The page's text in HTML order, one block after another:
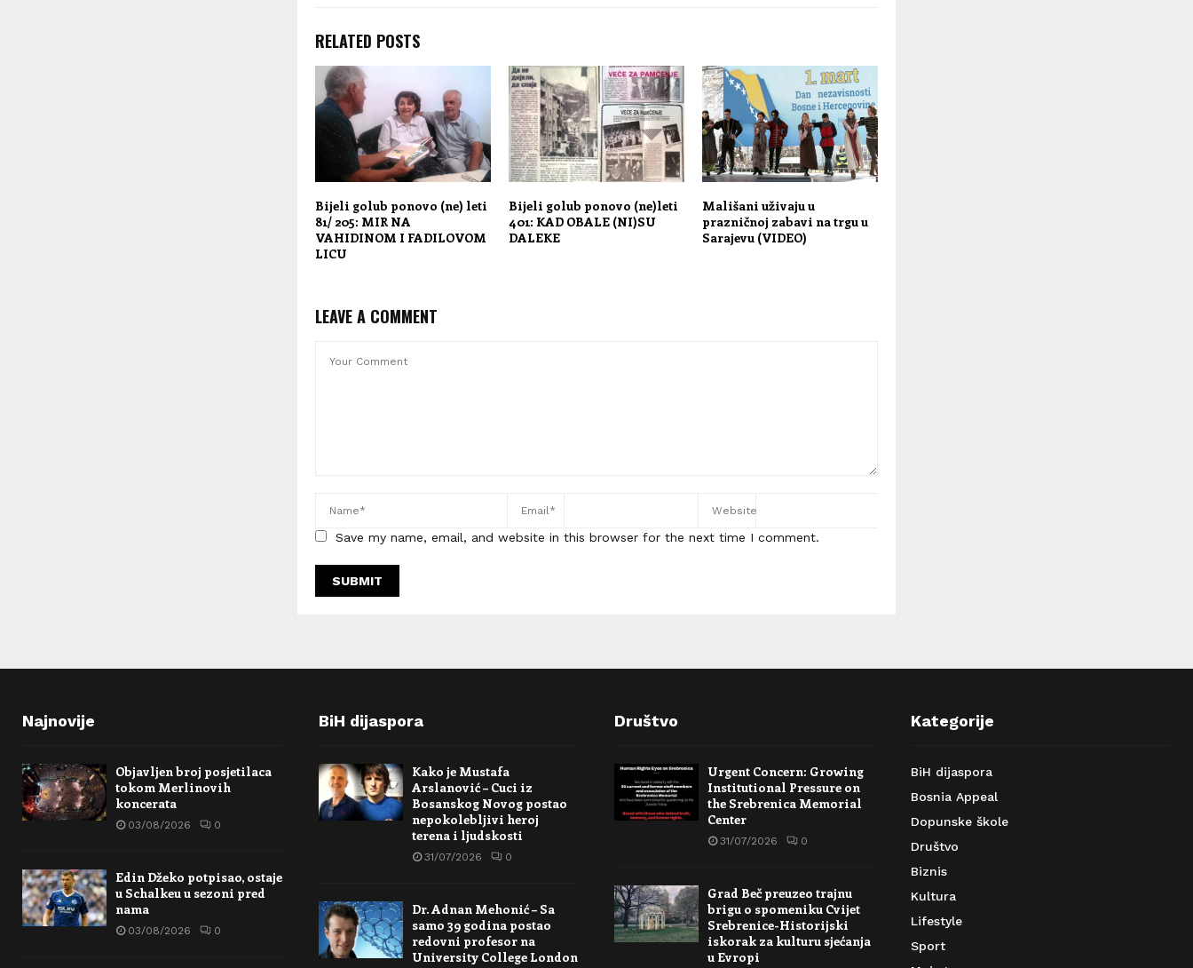
RELATED POSTS
Bijeli golub ponovo (ne) leti
81/ 205: MIR NA
VAHIDINOM I FADILOVOM
LICU
Bijeli golub ponovo (ne)leti
401: KAD OBALE (NI)SU
DALEKE
Mališani uživaju u
prazničnoj zabavi na trgu u
Sarajevu (VIDEO)
LEAVE A COMMENT
Save my name, email, and website in this browser for the next time I comment.
Najnovije
Objavljen broj posjetilaca
tokom Merlinovih
koncerata
03/08/2026 0
Edin Džeko potpisao, ostaje
u Schalkeu u sezoni pred
nama
03/08/2026 0
BiH dijaspora
Kako je Mustafa
Arslanović – Cuci iz
Bosanskog Novog postao
nepokolebljivi heroj
terena i ljudskosti
31/07/2026 0
Dr. Adnan Mehonić – Sa
samo 39 godina postao
redovni profesor na
University College London
Društvo
Urgent Concern: Growing
Institutional Pressure on
the Srebrenica Memorial
Center
31/07/2026 0
Grad Beč preuzeo trajnu
brigu o spomeniku Cvijet
Srebrenice-Historijski
iskorak za kulturu sjećanja
u Evropi
Kategorije
BiH dijaspora
Bosnia Appeal
Dopunske škole
Društvo
Biznis
Kultura
Lifestyle
Sport